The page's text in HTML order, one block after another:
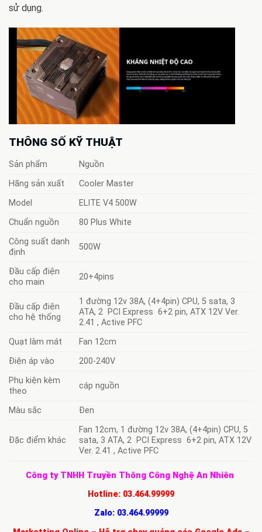
sử dụng.
THÔNG SỐ KỸ THUẬT
Sản phẩm
Nguồn
Hãng sản xuất
Cooler Master
Model
ELITE V4 500W
Chuẩn nguồn
80 Plus White
Công suất danh
định
500W
Đầu cấp điện
cho main
20+4pins
Đầu cấp điện
cho hệ thống
1 đường 12v 38A, (4+4pin) CPU, 5 sata, 3
ATA, 2 PCI Express 6+2 pin, ATX 12V Ver.
2.41 , Active PFC
Quạt làm mát
Fan 12cm
Điện áp vào
200-240V
Phụ kiện kèm
theo
cáp nguồn
Màu sắc Đen
Đặc điểm khác
Fan 12cm, 1 đường 12v 38A, (4+4pin) CPU, 5
sata, 3 ATA, 2 PCI Express 6+2 pin, ATX 12V
Ver. 2.41 , Active PFC
Công ty TNHH Truyền Thông Công Nghệ An Nhiên
Hotline: 03.464.99999
Zalo: 03.464.99999